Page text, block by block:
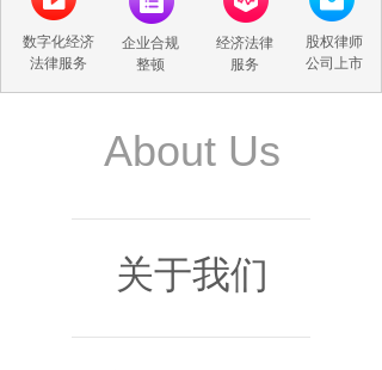
股权律师
公司上市
数字化经济
法律服务
经济法律
服务
企业合规
整顿
关于我们
About Us